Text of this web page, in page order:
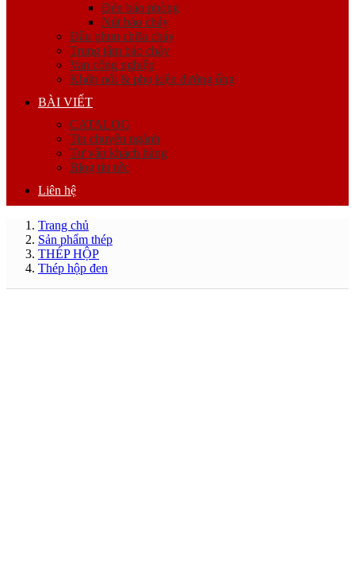
Đèn báo phòng
Nút báo cháy
Đầu phun chữa cháy
Trung tâm báo cháy
Van công nghiệp
Khớp nối & phụ kiện đường ống
BÀI VIẾT
CATALOG
Tin chuyên ngành
Tư vấn khách hàng
Blog tin tức
Liên hệ
Trang chủ
Sản phẩm thép
THÉP HỘP
Thép hộp đen